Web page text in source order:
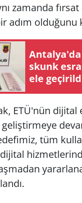
zamanda
adım olduğunu
skunk
ele
ETÜ'nün
geliştirmeye
tüm